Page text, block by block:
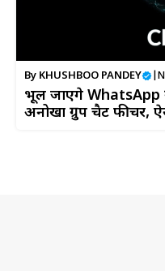
By KHUSHBOO PANDEY
भूल जाएंगे WhatsApp
अनोखा ग्रुप चैट फीचर,